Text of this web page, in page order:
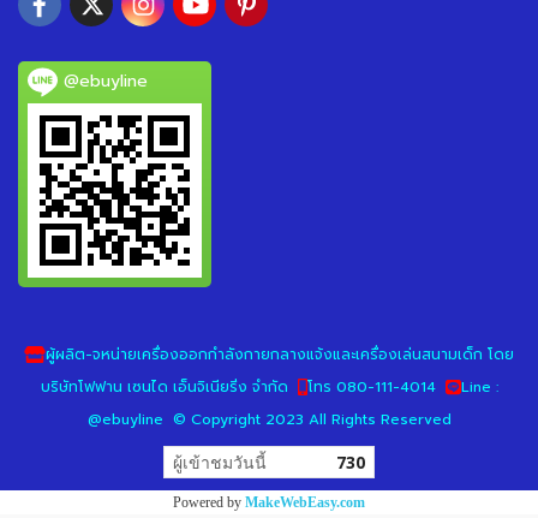
@ebuyline
ผู้ผลิต-จหน่ายเครื่องออกกำลังกายกลางแจ้งและเครื่องเล่นสนามเด็ก โดย
บริษัทโฟฟาน เซนได เอ็นจิเนียริ่ง จำกัด
โทร 080-111-4014
Line :
@ebuyline © Copyright 2023 All Rights Reserved
ผู้เข้าชมวันนี้ 730
Powered by MakeWebEasy.com